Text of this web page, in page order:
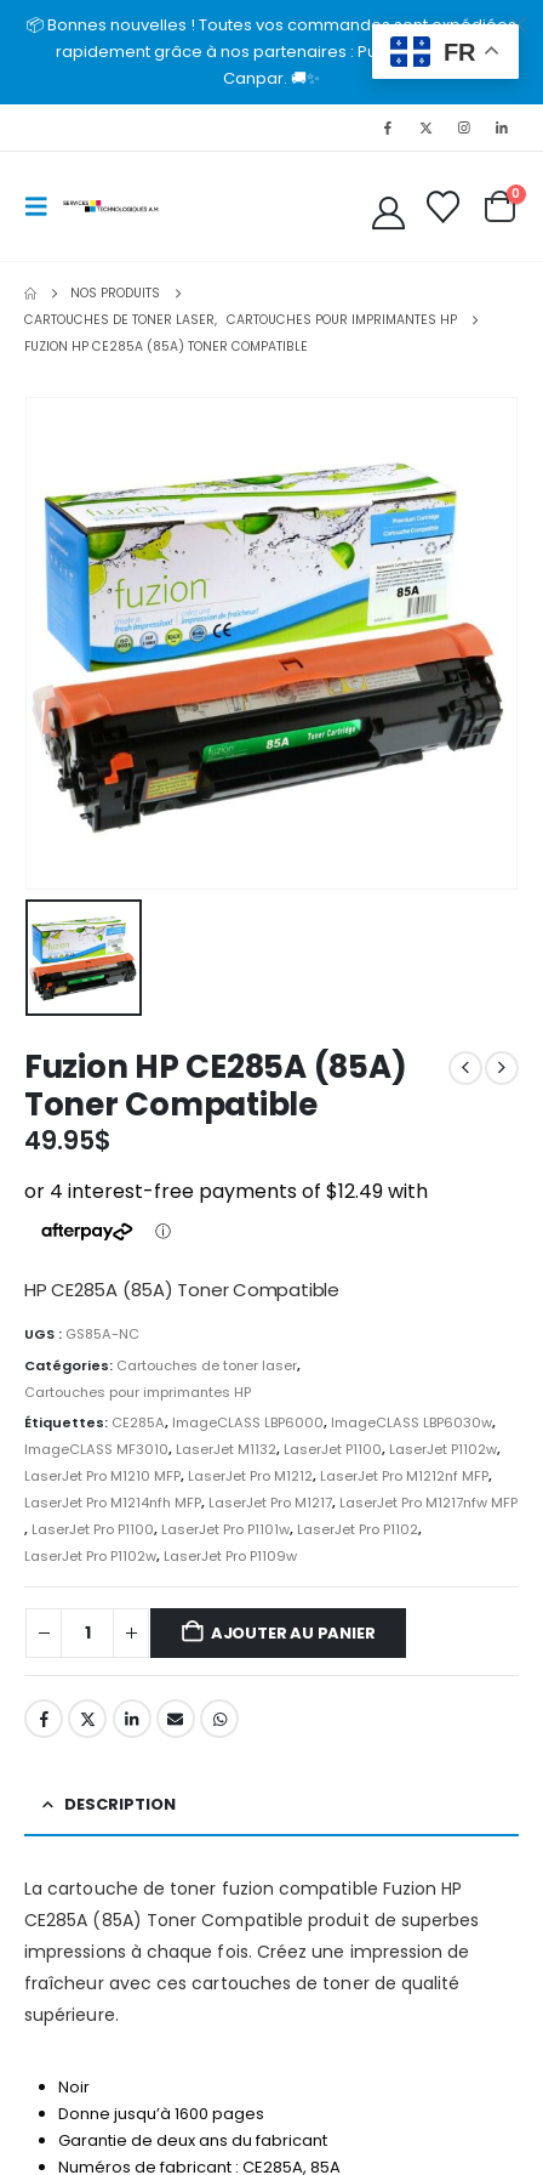
📦 Bonnes nouvelles ! Toutes vos commandes sont expédiées
rapidement grâce à nos partenaires : Purolator, UPS et
Canpar. 🚚✨
0
NOS PRODUITS
CARTOUCHES DE TONER LASER, CARTOUCHES POUR IMPRIMANTES HP
FUZION HP CE285A (85A) TONER COMPATIBLE
Fuzion HP CE285A (85A)
Toner Compatible
49.95$
HP CE285A (85A) Toner Compatible
UGS : GS85A-NC
Catégories: Cartouches de toner laser,
Cartouches pour imprimantes HP
Étiquettes: CE285A, ImageCLASS LBP6000, ImageCLASS LBP6030w,
ImageCLASS MF3010, LaserJet M1132, LaserJet P1100, LaserJet P1102w,
LaserJet Pro M1210 MFP, LaserJet Pro M1212, LaserJet Pro M1212nf MFP,
LaserJet Pro M1214nfh MFP, LaserJet Pro M1217, LaserJet Pro M1217nfw MFP
, LaserJet Pro P1100, LaserJet Pro P1101w, LaserJet Pro P1102,
LaserJet Pro P1102w, LaserJet Pro P1109w
AJOUTER AU PANIER
DESCRIPTION
La cartouche de toner fuzion compatible Fuzion HP
CE285A (85A) Toner Compatible produit de superbes
impressions à chaque fois. Créez une impression de
fraîcheur avec ces cartouches de toner de qualité
supérieure.
Noir
Donne jusqu’à 1600 pages
Garantie de deux ans du fabricant
Numéros de fabricant : CE285A, 85A
FR